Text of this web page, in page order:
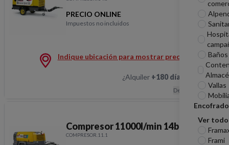
Vallas
Encofrado
Ver todo
Frami
PRECIO ONLINE
Impuestos no incluidos
Compresor 14500l/min
Indique ubicación para mostrar precios
¿Alquiler +180 días Hablemos
Descripción
Compresor 11000l/min 14bar sec
COMPRESOR.11.1